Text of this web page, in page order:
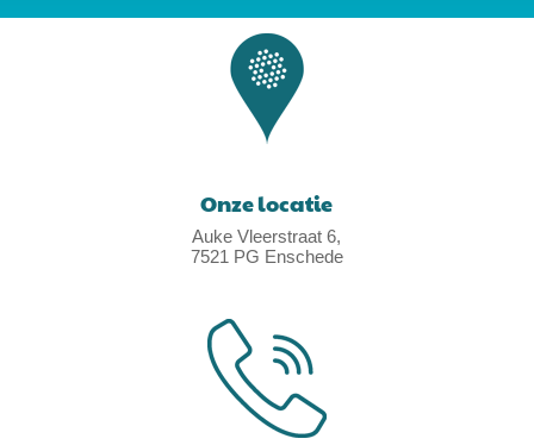
Onze locatie
Auke Vleerstraat 6,
7521 PG Enschede